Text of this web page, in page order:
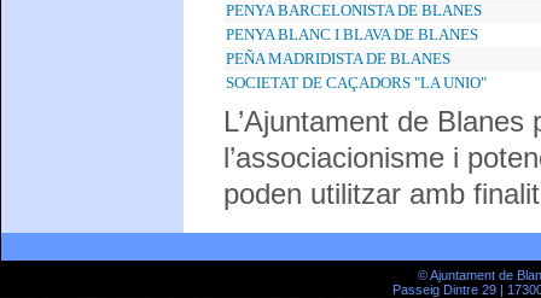
PENYA BARCELONISTA DE BLANES
PENYA BLANC I BLAVA DE BLANES
PEÑA MADRIDISTA DE BLANES
SOCIETAT DE CAÇADORS "LA UNIO"
L’Ajuntament de
l’associacionisme i
poden utilitzar amb
© Ajuntament de
Passeig Dintre 29 |